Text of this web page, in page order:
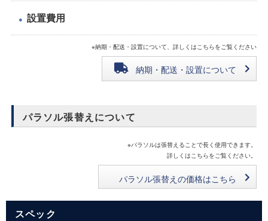
● 設置費用
※納期・配送・設置について、詳しくはこちらをご覧ください
納期・配送・設置について
パラソル張替えについて
※パラソルは張替えることで長く使用できます。
詳しくはこちらをご覧ください。
パラソル張替えの価格はこちら
スペック